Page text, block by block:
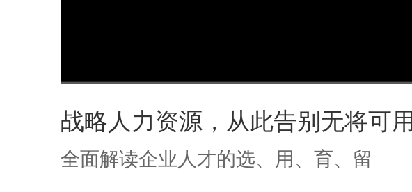
战略人力资源，从此告别无将可用
全面解读企业人才的选、用、育、留